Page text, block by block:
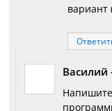
вариант
Василий